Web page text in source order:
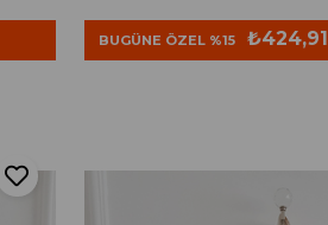
BUGÜNE ÖZEL %15 ₺424,91